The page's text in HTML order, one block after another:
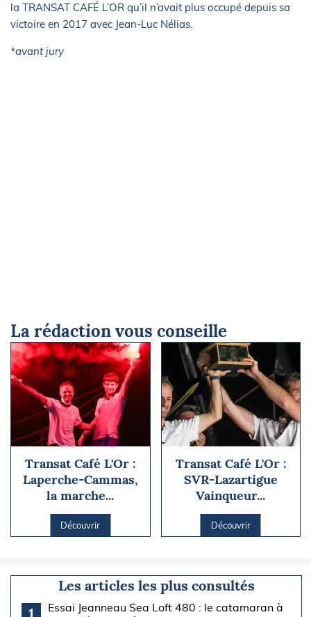
la TRANSAT CAFÉ L’OR qu’il n’avait plus occupé depuis sa
victoire en 2017 avec Jean-Luc Nélias.
*avant jury
La rédaction vous conseille
Transat Café L'Or :
Laperche-Cammas,
la marche...
Découvrir
Transat Café L'Or :
SVR-Lazartigue
Vainqueur...
Découvrir
Les articles les plus consultés
1
Essai Jeanneau Sea Loft 480 : le catamaran à